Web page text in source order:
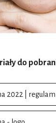
do
2022 |